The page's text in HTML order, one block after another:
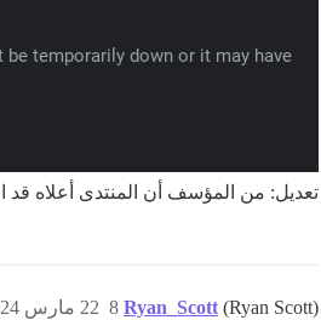
تعديل: من المؤسف أن المنتدى أعلاه قد
Ryan_Scott (Ryan Scott) 22 مارس 2024، 1:18ص 8